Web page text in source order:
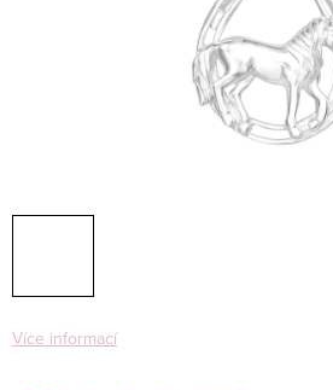
Více informací